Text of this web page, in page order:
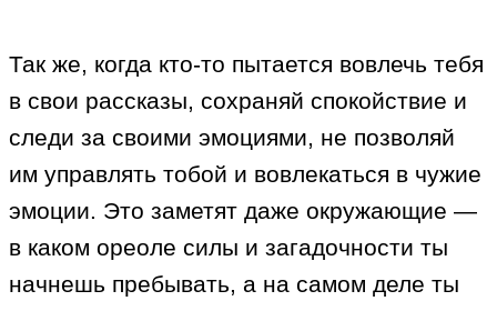
Так же, когда кто-то пытается вовлечь тебя
в свои рассказы, сохраняй спокойствие и
следи за своими эмоциями, не позволяй
им управлять тобой и вовлекаться в чужие
эмоции. Это заметят даже окружающие —
в каком ореоле силы и загадочности ты
начнешь пребывать, а на самом деле ты